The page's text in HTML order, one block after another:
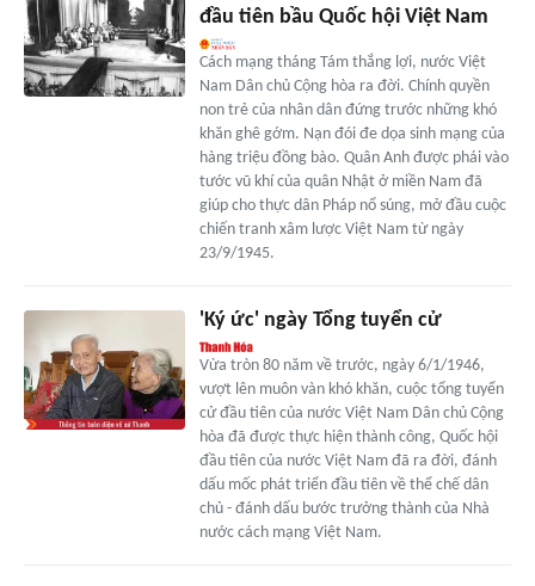
đầu tiên bầu Quốc hội Việt Nam
Cách mạng tháng Tám thắng lợi, nước Việt
Nam Dân chủ Cộng hòa ra đời. Chính quyền
non trẻ của nhân dân đứng trước những khó
khăn ghê gớm. Nạn đói đe dọa sinh mạng của
hàng triệu đồng bào. Quân Anh được phái vào
tước vũ khí của quân Nhật ở miền Nam đã
giúp cho thực dân Pháp nổ súng, mở đầu cuộc
chiến tranh xâm lược Việt Nam từ ngày
23/9/1945.
'Ký ức' ngày Tổng tuyển cử
Vừa tròn 80 năm về trước, ngày 6/1/1946,
vượt lên muôn vàn khó khăn, cuộc tổng tuyển
cử đầu tiên của nước Việt Nam Dân chủ Cộng
hòa đã được thực hiện thành công, Quốc hội
đầu tiên của nước Việt Nam đã ra đời, đánh
dấu mốc phát triển đầu tiên về thể chế dân
chủ - đánh dấu bước trưởng thành của Nhà
nước cách mạng Việt Nam.